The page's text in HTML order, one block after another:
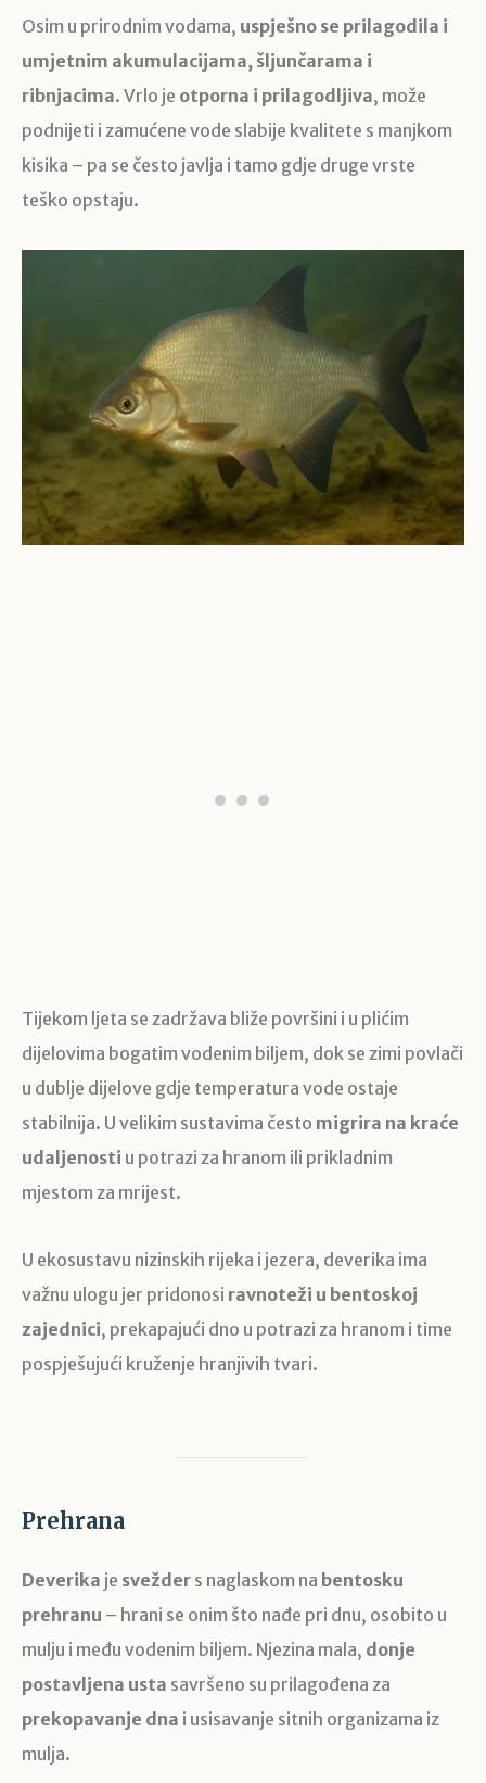
Osim u prirodnim vodama, uspješno se prilagodila i
umjetnim akumulacijama, šljunčarama i
ribnjacima. Vrlo je otporna i prilagodljiva, može
podnijeti i zamućene vode slabije kvalitete s manjkom
kisika – pa se često javlja i tamo gdje druge vrste
teško opstaju.
Tijekom ljeta se zadržava bliže površini i u plićim
dijelovima bogatim vodenim biljem, dok se zimi povlači
u dublje dijelove gdje temperatura vode ostaje
stabilnija. U velikim sustavima često migrira na kraće
udaljenosti u potrazi za hranom ili prikladnim
mjestom za mrijest.
U ekosustavu nizinskih rijeka i jezera, deverika ima
važnu ulogu jer pridonosi ravnoteži u bentoskoj
zajednici, prekapajući dno u potrazi za hranom i time
pospješujući kruženje hranjivih tvari.
Prehrana
Deverika je svežder s naglaskom na bentosku
prehranu – hrani se onim što nađe pri dnu, osobito u
mulju i među vodenim biljem. Njezina mala, donje
postavljena usta savršeno su prilagođena za
prekopavanje dna i usisavanje sitnih organizama iz
mulja.